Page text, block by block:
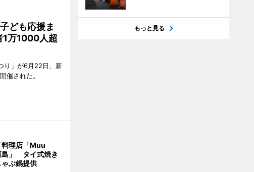
ども応援ま
万1000人超
り」が6月22日、新
催された。
料理店「Muu
」 タイ式焼き
ぶ鍋提供
もっと見る